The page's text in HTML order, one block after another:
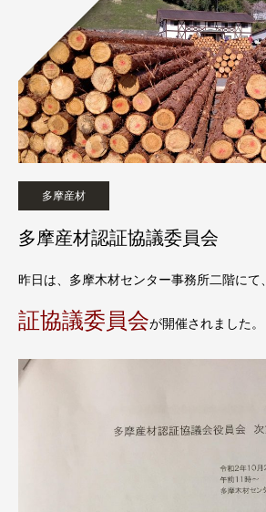
多摩産材
多摩産材認証協議委員会
昨日は、多摩木材センター事務所二階にて、
証協議委員会が開催されました。